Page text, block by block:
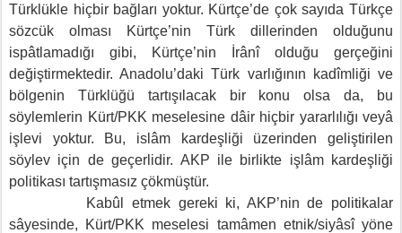
Türklükle hiçbir bağları yoktur. Kürtçe’de çok sayıda Türkçe
sözcük olması Kürtçe’nin Türk dillerinden olduğunu
ispâtlamadığı gibi, Kürtçe’nin İrânî olduğu gerçeğini
değiştirmektedir. Anadolu’daki Türk varlığının kadîmliği ve
bölgenin Türklüğü tartışılacak bir konu olsa da, bu
söylemlerin Kürt/PKK meselesine dâir hiçbir yararlılığı veyâ
işlevi yoktur. Bu, islâm kardeşliği üzerinden geliştirilen
söylev için de geçerlidir. AKP ile birlikte işlâm kardeşliği
politikası tartışmasız çökmüştür.
Kabûl etmek gereki ki, AKP’nin de politikalar
sâyesinde, Kürt/PKK meselesi tamâmen etnik/siyâsî yöne